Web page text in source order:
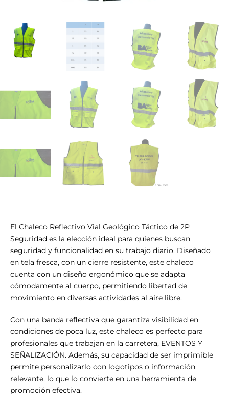
El Chaleco Reflectivo Vial Geológico Táctico de 2P
Seguridad es la elección ideal para quienes buscan
seguridad y funcionalidad en su trabajo diario. Diseñado
en tela fresca, con un cierre resistente, este chaleco
cuenta con un diseño ergonómico que se adapta
cómodamente al cuerpo, permitiendo libertad de
movimiento en diversas actividades al aire libre.
Con una banda reflectiva que garantiza visibilidad en
condiciones de poca luz, este chaleco es perfecto para
profesionales que trabajan en la carretera, EVENTOS Y
SEÑALIZACIÓN. Además, su capacidad de ser imprimible
permite personalizarlo con logotipos o información
relevante, lo que lo convierte en una herramienta de
promoción efectiva.